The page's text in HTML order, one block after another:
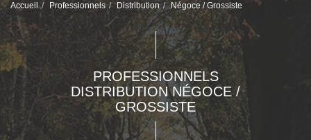
Accueil Professionnels Distribution Négoce / Grossiste
PROFESSIONNELS
DISTRIBUTION NÉGOCE /
GROSSISTE